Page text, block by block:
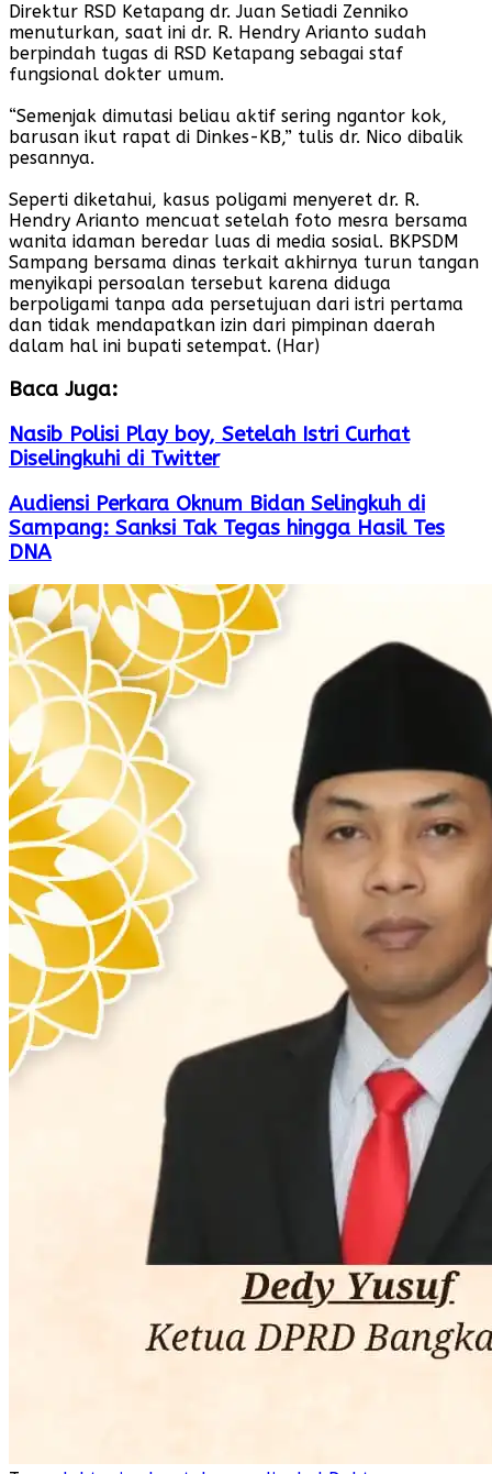
Direktur RSD Ketapang dr. Juan Setiadi Zenniko
menuturkan, saat ini dr. R. Hendry Arianto sudah
berpindah tugas di RSD Ketapang sebagai staf
fungsional dokter umum.
“Semenjak dimutasi beliau aktif sering ngantor kok,
barusan ikut rapat di Dinkes-KB,” tulis dr. Nico dibalik
pesannya.
Seperti diketahui, kasus poligami menyeret dr. R.
Hendry Arianto mencuat setelah foto mesra bersama
wanita idaman beredar luas di media sosial. BKPSDM
Sampang bersama dinas terkait akhirnya turun tangan
menyikapi persoalan tersebut karena diduga
berpoligami tanpa ada persetujuan dari istri pertama
dan tidak mendapatkan izin dari pimpinan daerah
dalam hal ini bupati setempat. (Har)
Baca Juga:
Nasib Polisi Play boy, Setelah Istri Curhat
Diselingkuhi di Twitter
Audiensi Perkara Oknum Bidan Selingkuh di
Sampang: Sanksi Tak Tegas hingga Hasil Tes
DNA